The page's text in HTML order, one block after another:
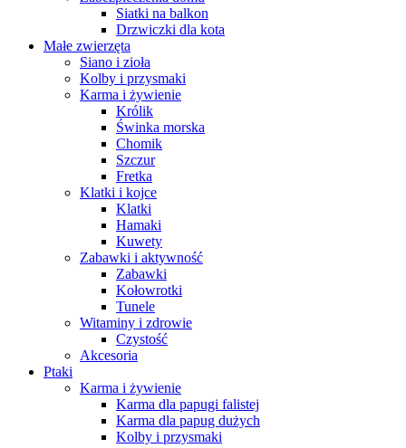
Siatki na balkon
Drzwiczki dla kota
Małe zwierzęta
Siano i zioła
Kolby i przysmaki
Karma i żywienie
Królik
Świnka morska
Chomik
Szczur
Fretka
Klatki i kojce
Klatki
Hamaki
Kuwety
Zabawki i aktywność
Zabawki
Kołowrotki
Tunele
Witaminy i zdrowie
Czystość
Akcesoria
Ptaki
Karma i żywienie
Karma dla papugi falistej
Karma dla papug dużych
Kolby i przysmaki